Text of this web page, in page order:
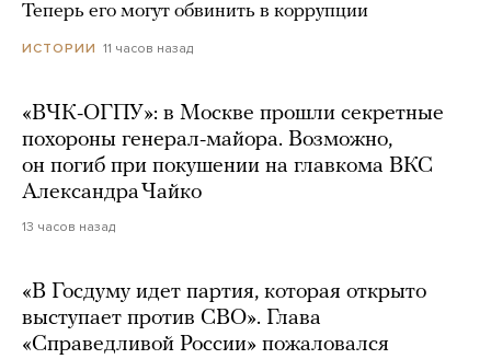
Теперь его могут обвинить в коррупции
ИСТОРИИ 11 часов назад
«ВЧК-ОГПУ»: в Москве прошли секретные
похороны генерал-майора. Возможно,
он погиб при покушении на главкома ВКС
Александра Чайко
13 часов назад
«В Госдуму идет партия, которая открыто
выступает против СВО». Глава
«Справедливой России» пожаловался